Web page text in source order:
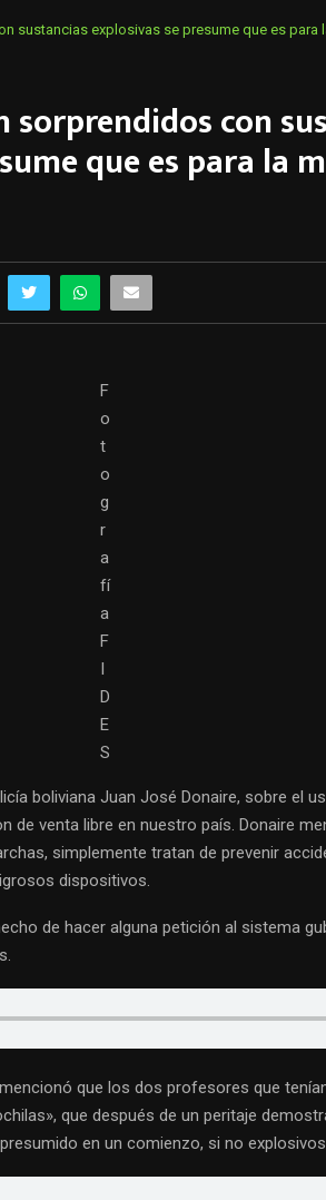
sustancias explosivas se presume que es para
sorprendidos con
que es para la
F
o
t
o
g
r
a
fí
a
F
I
D
E
S
boliviana Juan José Donaire, sobre el
de venta libre en nuestro país. Donaire
simplemente tratan de prevenir
dispositivos.
de hacer alguna petición al sistema
que los dos profesores que
que después de un peritaje
en un comienzo, si no